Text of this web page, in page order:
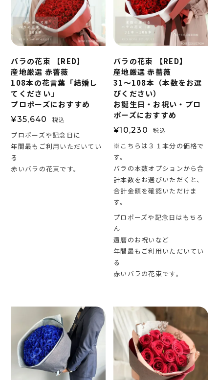
バラの花束 【RED】
産地厳選 赤薔薇
108本の花言葉「結婚し
てください」
プロポーズにおすすめ
¥35,640 税込
プロポーズや記念日に
年間最もご利用いただいてい
る
赤いバラの花束です。
バラの花束 【RED】
産地厳選 赤薔薇
31～108本（本数をお選
びください）
お誕生日・お祝い・プロ
ポーズにおすすめ
¥10,230 税込
※こちらは３１本分の価格で
す。
バラの本数オプションから合
計本数をお選びいただくと、
合計金額を確認いただけま
す。
プロポーズや記念日はもちろ
ん
還暦のお祝いなど
年間最もご利用いただいてい
る
赤いバラの花束です。